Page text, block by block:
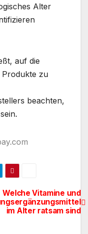
Alter
auf die
zu
beachten,
Welche Vitamine und
im Alter ratsam sind